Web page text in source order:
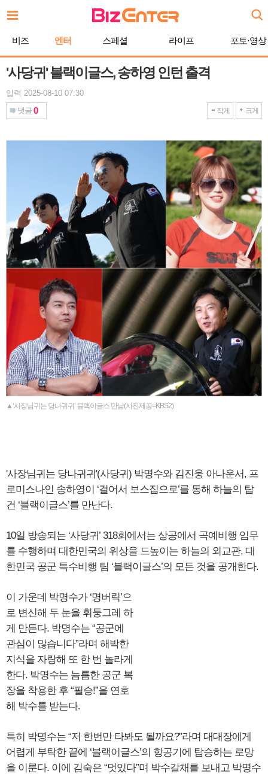
문
비즈 엔터 스페셜 라이프 포토·영상
'사당귀' 블랙이글스, 송하영 인턴 출격
입력 2025-08-10 07:30
댓글 0 작게 크게
▲‘사장님귀는 당나귀귀’ 블랙이글스 만남(사진제공=KBS2)
'사장님귀는 당나귀귀'(사당귀) 박명수와 김진웅 아나운서, 프
로미스나인 송하영이 ‘걸어서 보스집으로’를 통해 하늘의 탑
건 ‘블랙이글스’를 만난다.
10일 방송되는 ‘사당귀’ 318회에서는 상공에서 곡예비행 임무
를 수행하며 대한민국의 위상을 드높이는 하늘의 외교관, 대
한민국 공군 특수비행 팀 ‘블랙이글스’의 모든 것을 공개한다.
이 가운데 박명수가 ‘명버릭’으
로 변신해 두 눈을 휘둥그레 하
게 만든다. 박명수는 “공군에
관심이 많습니다”라며 해박한
지식을 자랑해 또 한 번 놀라게
한다. 박명수는 늠름한 공군 복
장을 착용한 후 “필승!”을 연호
해 박수를 받는다.
특히 박명수는 “저 한번만 타봐도 될까요?”라며 대대장에게
어렵게 부탁한 끝에 ‘블랙이글스’의 항공기에 탑승하는 로망
을 이룬다. 이에 김숙은 “멋있다”며 박수갈채를 보내고 박명수